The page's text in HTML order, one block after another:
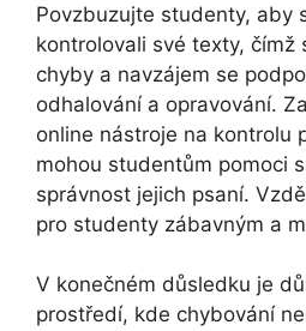
Povzbuzujte studenty, aby
kontrolovali své texty, čímž
chyby a navzájem se
odhalování a opravování.
online nástroje na kontrolu
mohou studentům pomoci
správnost jejich psaní.
pro studenty zábavným a
V konečném důsledku je
prostředí, kde chybování